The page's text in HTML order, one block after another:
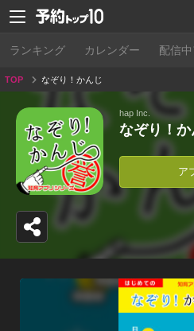
ランキング カレンダー 配信
TOP なぞり！かんじ
hap Inc.
なぞり！か
ア